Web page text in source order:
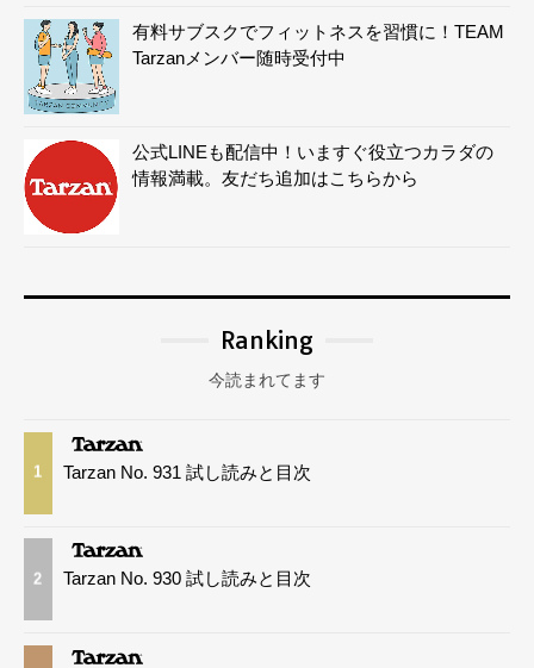
有料サブスクでフィットネスを習慣に！TEAM
Tarzanメンバー随時受付中
公式LINEも配信中！いますぐ役立つカラダの
情報満載。友だち追加はこちらから
Ranking
今読まれてます
1 Tarzan No. 931 試し読みと目次
2 Tarzan No. 930 試し読みと目次